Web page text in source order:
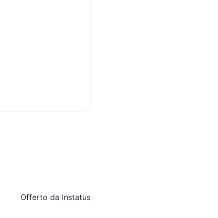
Offerto da Instatus